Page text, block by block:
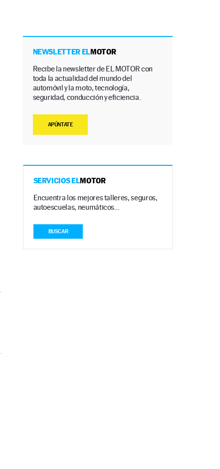
NEWSLETTER ELMOTOR
Recibe la newsletter de EL MOTOR con
toda la actualidad del mundo del
automóvil y la moto, tecnología,
seguridad, conducción y eficiencia.
APÚNTATE
SERVICIOS ELMOTOR
Encuentra los mejores talleres, seguros,
autoescuelas, neumáticos…
BUSCAR